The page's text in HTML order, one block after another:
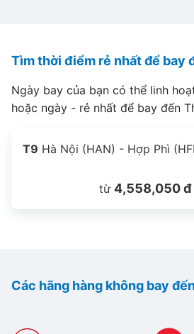
Tìm thời điểm rẻ nhất để bay
Ngày bay của bạn có thể linh
hoặc ngày - rẻ nhất để bay đến
T9 Hà Nội (HAN) - Hợp Phì
từ 4,558,050 đ
Các hãng hàng không bay